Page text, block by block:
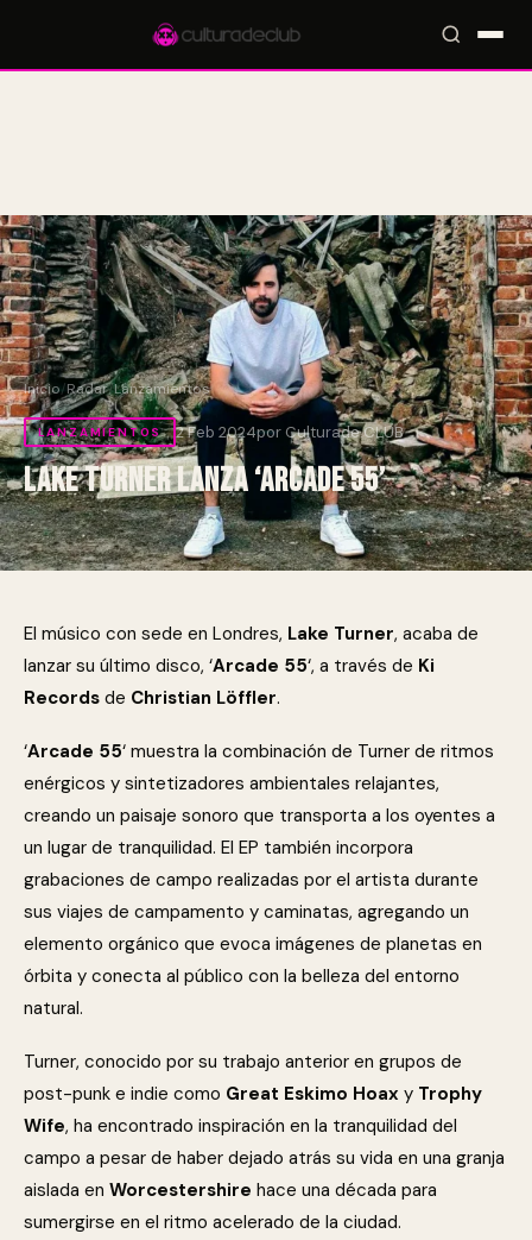
Inicio/Radar/Lanzamientos
LANZAMIENTOS 2 Feb 2024por Culturade.CLUB
Lake Turner lanza ‘Arcade 55’
El músico con sede en Londres, Lake Turner, acaba de
lanzar su último disco, ‘Arcade 55‘, a través de Ki
Records de Christian Löffler.
‘Arcade 55‘ muestra la combinación de Turner de ritmos
enérgicos y sintetizadores ambientales relajantes,
creando un paisaje sonoro que transporta a los oyentes a
un lugar de tranquilidad. El EP también incorpora
grabaciones de campo realizadas por el artista durante
sus viajes de campamento y caminatas, agregando un
elemento orgánico que evoca imágenes de planetas en
órbita y conecta al público con la belleza del entorno
natural.
Turner, conocido por su trabajo anterior en grupos de
post-punk e indie como Great Eskimo Hoax y Trophy
Wife, ha encontrado inspiración en la tranquilidad del
campo a pesar de haber dejado atrás su vida en una granja
aislada en Worcestershire hace una década para
sumergirse en el ritmo acelerado de la ciudad.